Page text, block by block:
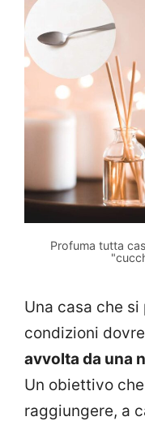
Profuma tutta
Una casa che
condizioni
avvolta da una
Un obiettivo
raggiungere, a